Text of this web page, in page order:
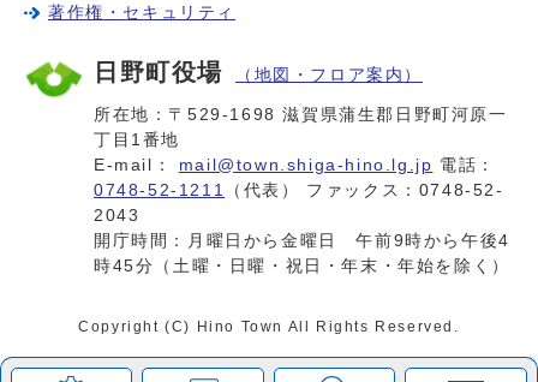
著作権・セキュリティ
日野町役場 （地図・フロア案内）
所在地：〒529-1698 滋賀県蒲生郡日野町河原一
丁目1番地
E-mail： mail@town.shiga-hino.lg.jp 電話：
0748-52-1211
（代表） ファックス：0748-52-
2043
開庁時間：月曜日から金曜日 午前9時から午後4
時45分（土曜・日曜・祝日・年末・年始を除く）
Copyright (C) Hino Town All Rights Reserved.